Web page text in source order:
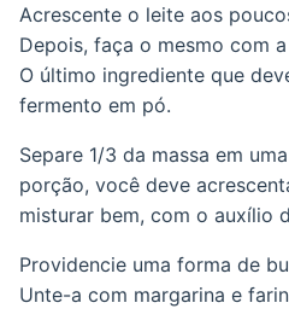
Acrescente o leite aos
Depois, faça o mesmo com
O último ingrediente que
fermento em pó.
Separe 1/3 da massa em
porção, você deve
misturar bem, com o auxílio
Providencie uma forma de
Unte-a com margarina e